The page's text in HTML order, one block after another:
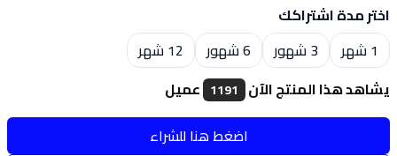
اختر مدة اشتراكك
Choose a size
1 شهر 3 شهور 6 شهور
12 شهر
يشاهد هذا المنتج الآن 1241 عميل
اضغط هنا للشراء